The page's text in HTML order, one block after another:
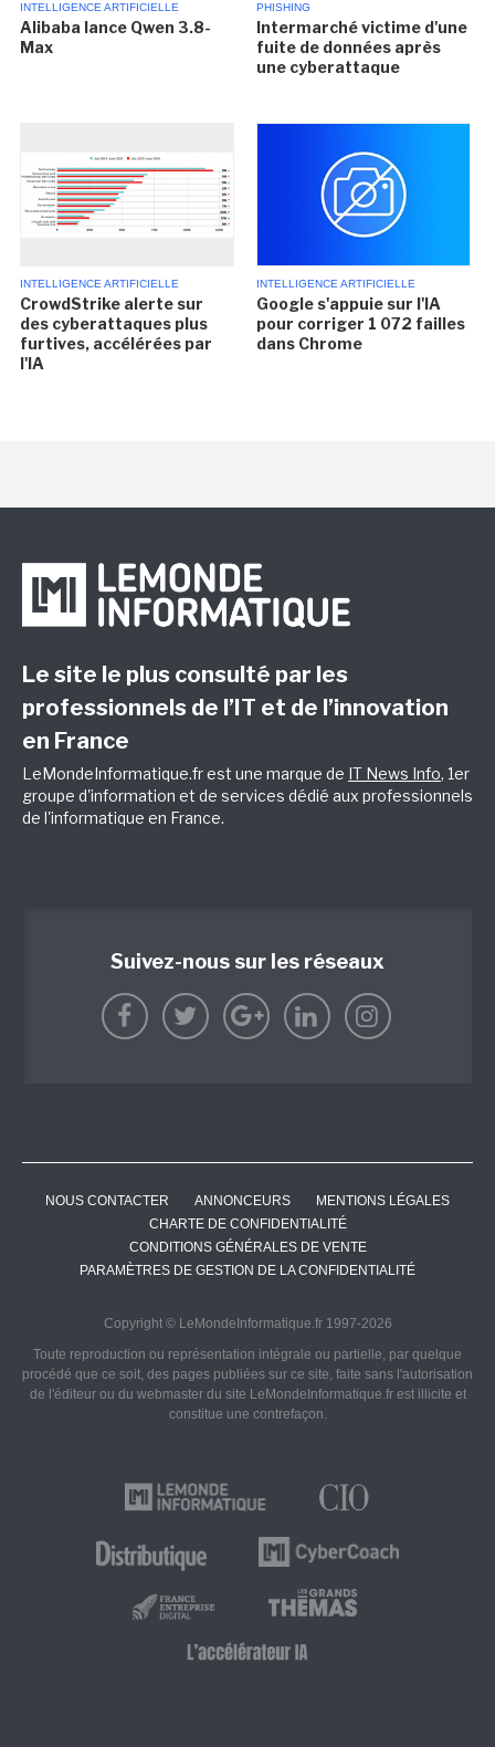
INTELLIGENCE ARTIFICIELLE
Alibaba lance Qwen 3.8-
Max
PHISHING
Intermarché victime d'une
fuite de données après
une cyberattaque
INTELLIGENCE ARTIFICIELLE
CrowdStrike alerte sur
des cyberattaques plus
furtives, accélérées par
l'IA
INTELLIGENCE ARTIFICIELLE
Google s'appuie sur l'IA
pour corriger 1 072 failles
dans Chrome
Le site le plus consulté par les
professionnels de l’IT et de l’innovation
en France
LeMondeInformatique.fr est une marque de IT News Info, 1er
groupe d'information et de services dédié aux professionnels
de l'informatique en France.
Suivez-nous sur les réseaux
NOUS CONTACTER ANNONCEURS
MENTIONS LÉGALES
CHARTE DE CONFIDENTIALITÉ
CONDITIONS GÉNÉRALES DE VENTE
PARAMÈTRES DE GESTION DE LA CONFIDENTIALITÉ
Copyright © LeMondeInformatique.fr 1997-2026
Toute reproduction ou représentation intégrale ou partielle, par quelque
procédé que ce soit, des pages publiées sur ce site, faite sans l'autorisation
de l'éditeur ou du webmaster du site LeMondeInformatique.fr est illicite et
constitue une contrefaçon.